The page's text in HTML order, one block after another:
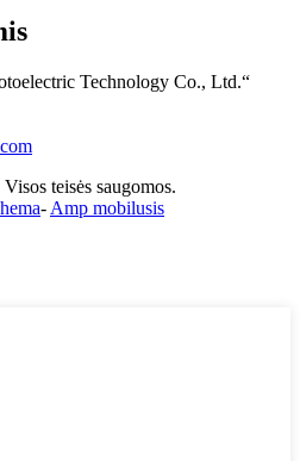
Technology Co., Ltd.“
teisės saugomos.
- Amp mobilusis